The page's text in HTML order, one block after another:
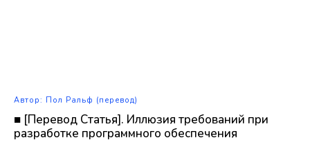
Автор: Пол Ральф (перевод)
■ [Перевод Статья]. Иллюзия требований при
разработке программного обеспечения